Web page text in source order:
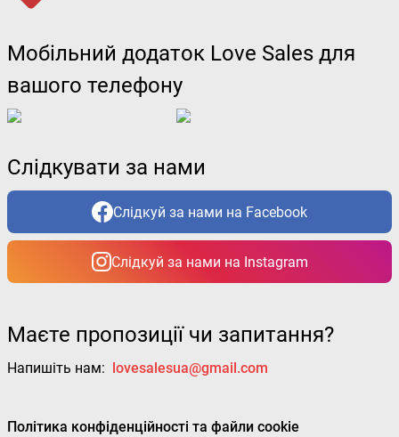
Мобільний додаток Love Sales для
вашого телефону
Слідкувати за нами
Слідкуй за нами на Facebook
Слідкуй за нами на Instagram
Маєте пропозиції чи запитання?
Напишіть нам: lovesalesua@gmail.com
Політика конфіденційності та файли cookie